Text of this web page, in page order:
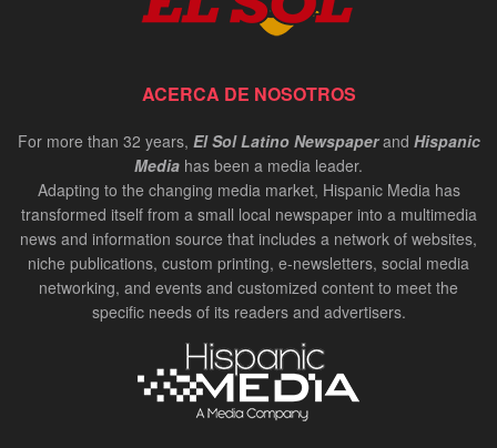
ACERCA DE NOSOTROS
For more than 32 years, El Sol Latino Newspaperand Hispanic
Media has been a media leader.
Adapting to the changing media market, Hispanic Media has
transformed itself from a small local newspaper into a multimedia
news and information source that includes a network of websites,
niche publications, custom printing, e-newsletters, social media
networking, and events and customized content to meet the
specific needs of its readers and advertisers.